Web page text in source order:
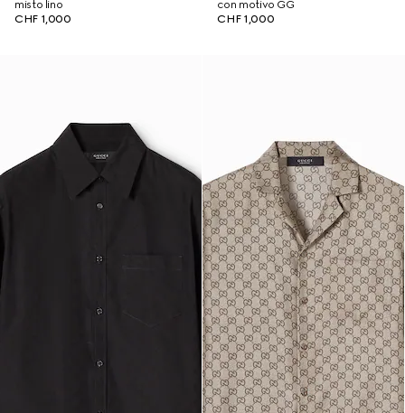
misto lino
CHF 1,000
con motivo GG
CHF 1,000